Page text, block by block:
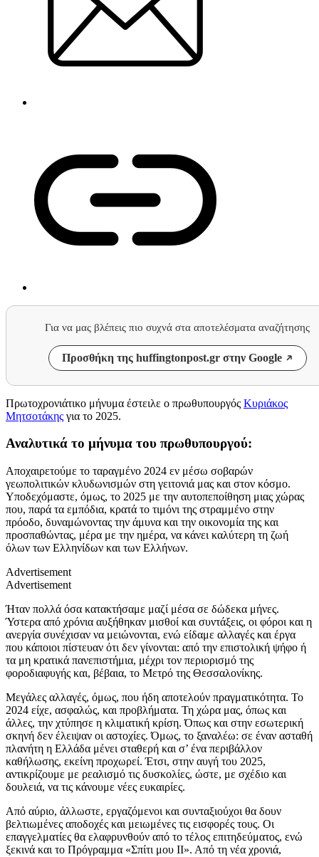
Για να μας βλέπεις πιο συχνά στα αποτελέσματα αναζήτησης
Προσθήκη της huffingtonpost.gr στην Google
Πρωτοχρονιάτικο μήνυμα έστειλε ο πρωθυπουργός Κυριάκος
Μητσοτάκης για το 2025.
Αναλυτικά το μήνυμα του πρωθυπουργού:
Αποχαιρετούμε το ταραγμένο 2024 εν μέσω σοβαρών
γεωπολιτικών κλυδωνισμών στη γειτονιά μας και στον κόσμο.
Υποδεχόμαστε, όμως, το 2025 με την αυτοπεποίθηση μιας χώρας
που, παρά τα εμπόδια, κρατά το τιμόνι της στραμμένο στην
πρόοδο, δυναμώνοντας την άμυνα και την οικονομία της και
προσπαθώντας, μέρα με την ημέρα, να κάνει καλύτερη τη ζωή
όλων των Ελληνίδων και των Ελλήνων.
Advertisement
Advertisement
Ήταν πολλά όσα κατακτήσαμε μαζί μέσα σε δώδεκα μήνες.
Ύστερα από χρόνια αυξήθηκαν μισθοί και συντάξεις, οι φόροι και η
ανεργία συνέχισαν να μειώνονται, ενώ είδαμε αλλαγές και έργα
που κάποιοι πίστευαν ότι δεν γίνονται: από την επιστολική ψήφο ή
τα μη κρατικά πανεπιστήμια, μέχρι τον περιορισμό της
φοροδιαφυγής και, βέβαια, το Μετρό της Θεσσαλονίκης.
Μεγάλες αλλαγές, όμως, που ήδη αποτελούν πραγματικότητα. Το
2024 είχε, ασφαλώς, και προβλήματα. Τη χώρα μας, όπως και
άλλες, την χτύπησε η κλιματική κρίση. Όπως και στην εσωτερική
σκηνή δεν έλειψαν οι αστοχίες. Όμως, το ξαναλέω: σε έναν ασταθή
πλανήτη η Ελλάδα μένει σταθερή και σ’ ένα περιβάλλον
καθήλωσης, εκείνη προχωρεί. Έτσι, στην αυγή του 2025,
αντικρίζουμε με ρεαλισμό τις δυσκολίες, ώστε, με σχέδιο και
δουλειά, να τις κάνουμε νέες ευκαιρίες.
Από αύριο, άλλωστε, εργαζόμενοι και συνταξιούχοι θα δουν
βελτιωμένες αποδοχές και μειωμένες τις εισφορές τους. Οι
επαγγελματίες θα ελαφρυνθούν από το τέλος επιτηδεύματος, ενώ
ξεκινά και το Πρόγραμμα «Σπίτι μου ΙΙ». Από τη νέα χρονιά,